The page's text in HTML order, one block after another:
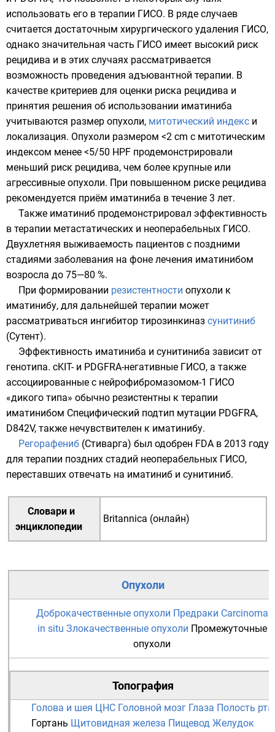
использовать его в терапии ГИСО. В ряде случаев
считается достаточным хирургического удаления ГИСО,
однако значительная часть ГИСО имеет высокий риск
рецидива и в этих случаях рассматривается
возможность проведения адъювантной терапии. В
качестве критериев для оценки риска рецидива и
принятия решения об использовании иматиниба
учитываются размер опухоли, митотический индекс и
локализация. Опухоли размером <2 cm с митотическим
индексом менее <5/50 HPF продемонстрировали
меньший риск рецидива, чем более крупные или
агрессивные опухоли. При повышенном риске рецидива
рекомендуется приём иматиниба в течение 3 лет.
Также иматиниб продемонстрировал эффективность
в терапии метастатических и неоперабельных ГИСО.
Двухлетняя выживаемость пациентов с поздними
стадиями заболевания на фоне лечения иматинибом
возросла до 75—80 %.
При формировании резистентности опухоли к
иматинибу, для дальнейшей терапии может
рассматриваться ингибитор тирозинкиназ сунитиниб
(Сутент).
Эффективность иматиниба и сунитиниба зависит от
генотипа. cKIT- и PDGFRA-негативные ГИСО, а также
ассоциированные с нейрофибромазомом-1 ГИСО
«дикого типа» обычно резистентны к терапии
иматинибом Специфический подтип мутации PDGFRA,
D842V, также нечувствителен к иматинибу.
Регорафениб (Стиварга) был одобрен FDA в 2013 году
для терапии поздних стадий неоперабельных ГИСО,
переставших отвечать на иматиниб и сунитиниб.
Словари и
энциклопедии
Britannica (онлайн)
Опухоли
Доброкачественные опухоли Предраки Carcinoma
in situ Злокачественные опухоли Промежуточные
опухоли
Топография
Голова и шея ЦНС Головной мозг Глаза Полость рта
Гортань Щитовидная железа Пищевод Желудок